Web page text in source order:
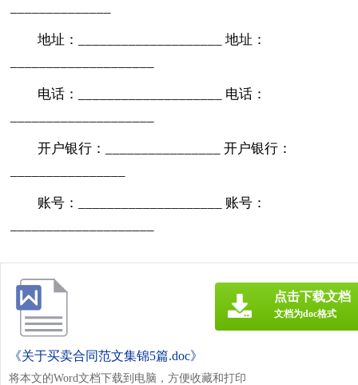
地址：____________________ 地址：
电话：____________________ 电话：
开户银行：________________ 开户银行：
账号：____________________ 账号：
《关于买卖合同范文集锦5篇.doc》
将本文的Word文档下载到电脑，方便收藏和打印
点击下载文档
文档为doc格式